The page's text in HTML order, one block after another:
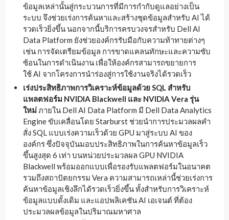
ข้อมูลเหล่านั้นสู่กระบวนการที่มีการกำกับดูแลอย่างเป็น
ระบบ จึงช่วยเร่งการค้นหาและสร้างชุดข้อมูลสำหรับ AI ได้
รวดเร็วยิ่งขึ้น นอกจากนี้บริการครบวงจรสำหรับ Dell AI
Data Platform ยังช่วยองค์กรรับมือกับความท้าทายต่างๆ
เช่น การจัดเตรียมข้อมูล การขาดแคลนทักษะและความซับ
ซ้อนในการดำเนินงาน เพื่อให้องค์กรสามารถขยายการ
ใช้ AI จากโครงการนำร่องสู่การใช้งานจริงได้รวดเร็ว
เร่งประสิทธิภาพการวิเคราะห์ข้อมูลด้วยSQL สำหรับ
แพลตฟอร์ม NVIDIA Blackwell และ NVIDIA Vera รุ่น
ใหม่ภายใน Dell AI Data Platform มี Dell Data Analytics
Engine ขับเคลื่อนโดย Starburst ช่วยนำการประมวลผลคำ
สั่ง SQL แบบเร่งความเร็วด้วย GPU มาสู่ระบบ AI ของ
องค์กร ซึ่งปัจจุบันมอบประสิทธิภาพในการค้นหาข้อมูลเร็ว
ขึ้นสูงสุด 6 เท่า บนหน่วยประมวลผล GPU NVIDIA
Blackwell พร้อมออกแบบเพื่อรองรับแพลตฟอร์มในอนาคต
รวมถึงสถาปัตยกรรม Vera ความสามารถเหล่านี้ช่วยเร่งการ
ค้นหาข้อมูลเชิงลึกได้รวดเร็วยิ่งขึ้น ทั้งสำหรับการวิเคราะห์
ข้อมูลแบบดั้งเดิม และแอปพลิเคชัน AI เอเจนต์ ที่ต้อง
ประมวลผลข้อมูลในปริมาณมหาศาล